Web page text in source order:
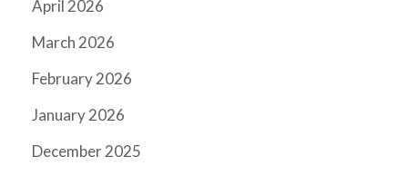
April 2026
March 2026
February 2026
January 2026
December 2025